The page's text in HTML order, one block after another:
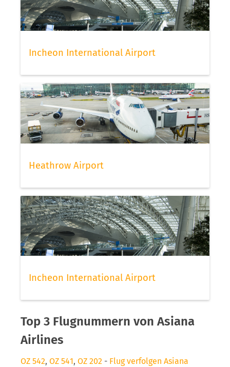
Incheon International Airport
Heathrow Airport
Incheon International Airport
Top 3 Flugnummern von Asiana
Airlines
OZ 542, OZ 541, OZ 202 - Flug verfolgen Asiana